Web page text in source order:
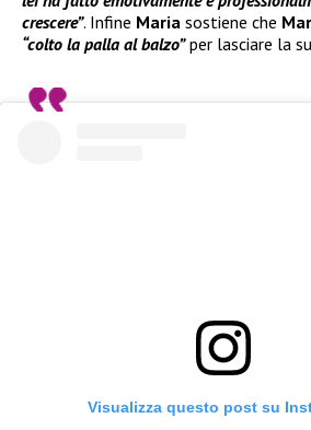
crescere”. Infine Maria sostiene che
“colto la palla al balzo”per lasciare la
Visualizza questo post su